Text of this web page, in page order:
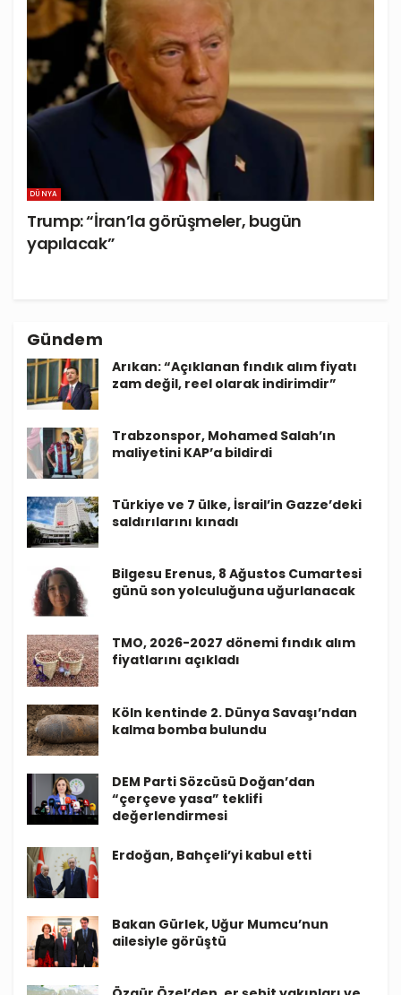
DÜNYA
Trump: “İran’la görüşmeler, bugün
yapılacak”
Gündem
Arıkan: “Açıklanan fındık alım fiyatı
zam değil, reel olarak indirimdir”
Trabzonspor, Mohamed Salah’ın
maliyetini KAP’a bildirdi
Türkiye ve 7 ülke, İsrail’in Gazze’deki
saldırılarını kınadı
Bilgesu Erenus, 8 Ağustos Cumartesi
günü son yolculuğuna uğurlanacak
TMO, 2026-2027 dönemi fındık alım
fiyatlarını açıkladı
Köln kentinde 2. Dünya Savaşı’ndan
kalma bomba bulundu
DEM Parti Sözcüsü Doğan’dan
“çerçeve yasa” teklifi
değerlendirmesi
Erdoğan, Bahçeli’yi kabul etti
Bakan Gürlek, Uğur Mumcu’nun
ailesiyle görüştü